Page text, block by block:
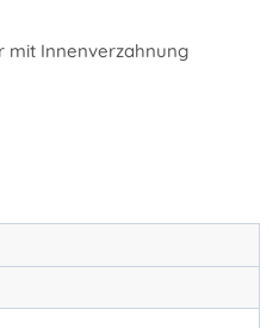
mit Innenverzahnung